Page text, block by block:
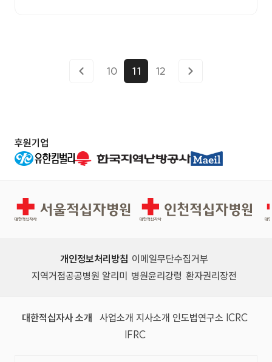
제출 마감 : 2020.11.27.(금) 15:00 - 본원 2층
참가 가능 사. 계약기간 : 2020.12.01. ~ 2021.1
1.30.(1년) 아. 인도조건 : 거창적십자병원 장례
식장 음식류 위탁공급 특수조건”참조
10 11 12
후원기업
서울적십자병원 인천적십자병원
개인정보처리방침 이메일무단수집거부
지역거점공공병원 알리미
병원윤리강령 환자권리장전
대한적십자사 소개 사업소개 지사소개 인도법연구소 ICRC
IFRC